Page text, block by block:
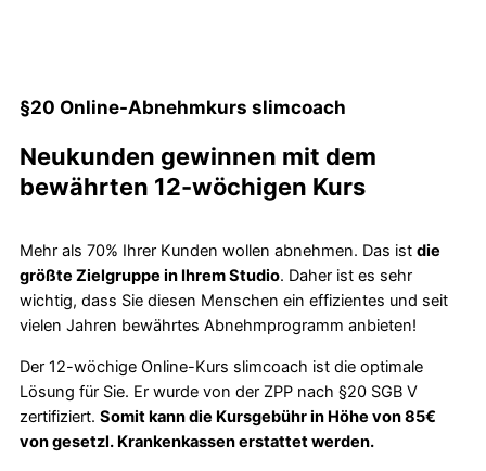
§20 Online-Abnehmkurs slimcoach
Neukunden gewinnen mit dem
bewährten 12-wöchigen Kurs
Mehr als 70% Ihrer Kunden wollen abnehmen. Das ist die
größte Zielgruppe in Ihrem Studio. Daher ist es sehr
wichtig, dass Sie diesen Menschen ein effizientes und seit
vielen Jahren bewährtes Abnehmprogramm anbieten!
Der 12-wöchige Online-Kurs slimcoach ist die optimale
Lösung für Sie. Er wurde von der ZPP nach §20 SGB V
zertifiziert. Somit kann die Kursgebühr in Höhe von 85€
von gesetzl. Krankenkassen erstattet werden.